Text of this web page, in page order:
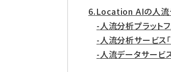
Location AIの人流
人流分析プラット
人流分析サービス
人流データサービ